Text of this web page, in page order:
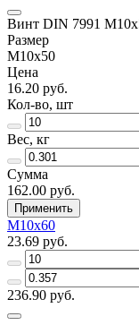
Винт DIN 7991
Размер
M10x50
Цена
16.20 руб.
Кол-во, шт
Вес, кг
Сумма
162.00 руб.
Применить
M10x60
23.69 руб.
236.90 руб.